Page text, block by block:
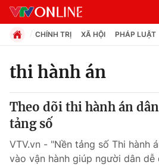
Chuyên mục
Chính trị
Xã hội
CHÍNH TRỊ XÃ HỘI PHÁP LUẬT
thi hành án
Theo dõi thi hành án
tảng số
VTV.vn - "Nền tảng số Thi hành
vào vận hành giúp người dân